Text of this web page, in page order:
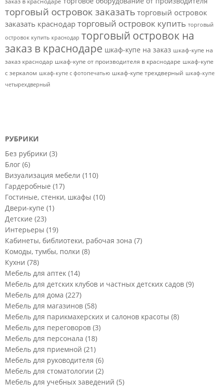
торговый островок заказать торговый островок
заказать краснодар торговый островок купить торговый
островок купить краснодар торговый островок на
заказ в краснодаре шкаф-купе на заказ шкаф-купе на
заказ краснодар шкаф-купе от производителя в краснодаре шкаф-купе
с зеркалом шкаф-купе с фотопечатью шкаф-купе трехдверный шкаф-купе
четырехдверный
РУБРИКИ
Без рубрики (3)
Блог (6)
Визуализация мебели (110)
Гардеробные (17)
Гостиные, стенки, шкафы (10)
Двери-купе (1)
Детские (23)
Интерьеры (19)
Кабинеты, библиотеки, рабочая зона (7)
Комоды, тумбы, полки (8)
Кухни (78)
Мебель для аптек (14)
Мебель для детских клубов и частных детских садов (9)
Мебель для дома (227)
Мебель для магазинов (58)
Мебель для парикмахерских и салонов красоты (8)
Мебель для переговоров (3)
Мебель для персонала (18)
Мебель для приемной (21)
Мебель для руководителя (6)
Мебель для стоматологии (2)
Мебель для учебных заведений (5)